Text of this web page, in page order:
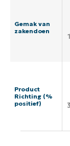
Gemak van
zakendoen
Product
Richting (%
positief)